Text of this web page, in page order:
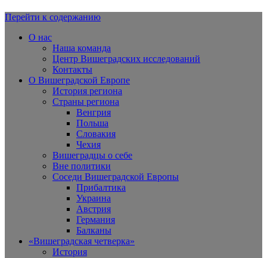
Вишеградская Европа
Перейти к содержанию
О нас
Наша команда
Центр Вишеградских исследований
Контакты
О Вишеградской Европе
История региона
Страны региона
Венгрия
Польша
Словакия
Чехия
Вишеградцы о себе
Вне политики
Соседи Вишеградской Европы
Прибалтика
Украина
Австрия
Германия
Балканы
«Вишеградская четверка»
История